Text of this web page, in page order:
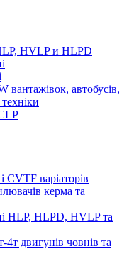
HVLP и HLPD
автобусів,
варіаторів
керма та
HLP, HLPD, HVLP та
двигунів човнів та